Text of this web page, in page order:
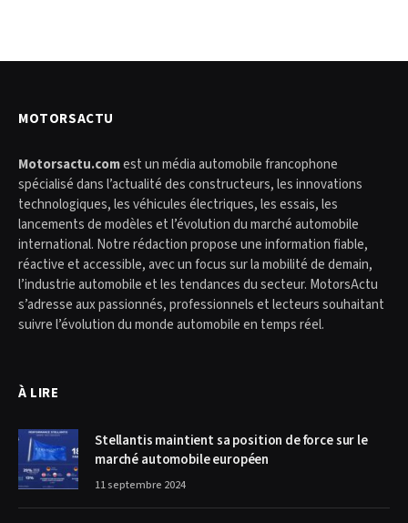
MOTORSACTU
Motorsactu.comest un média automobile francophone
spécialisé dans l’actualité des constructeurs, les innovations
technologiques, les véhicules électriques, les essais, les
lancements de modèles et l’évolution du marché automobile
international. Notre rédaction propose une information fiable,
réactive et accessible, avec un focus sur la mobilité de demain,
l’industrie automobile et les tendances du secteur. MotorsActu
s’adresse aux passionnés, professionnels et lecteurs souhaitant
suivre l’évolution du monde automobile en temps réel.
À LIRE
Stellantis maintient sa position de force sur le
marché automobile européen
11 septembre 2024